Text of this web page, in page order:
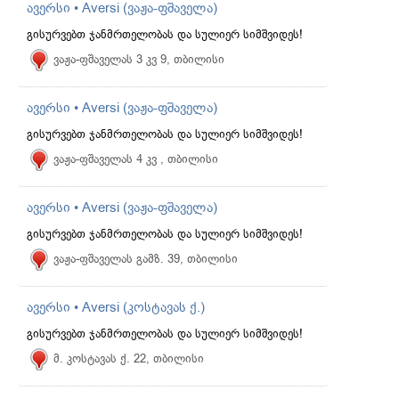
ავერსი • Aversi (ვაჟა-ფშაველა)
გისურვებთ ჯანმრთელობას და სულიერ სიმშვიდეს!
ვაჟა-ფშაველას 3 კვ 9, თბილისი
ავერსი • Aversi (ვაჟა-ფშაველა)
გისურვებთ ჯანმრთელობას და სულიერ სიმშვიდეს!
ვაჟა-ფშაველას 4 კვ , თბილისი
ავერსი • Aversi (ვაჟა-ფშაველა)
გისურვებთ ჯანმრთელობას და სულიერ სიმშვიდეს!
ვაჟა-ფშაველას გამზ. 39, თბილისი
ავერსი • Aversi (კოსტავას ქ.)
გისურვებთ ჯანმრთელობას და სულიერ სიმშვიდეს!
მ. კოსტავას ქ. 22, თბილისი